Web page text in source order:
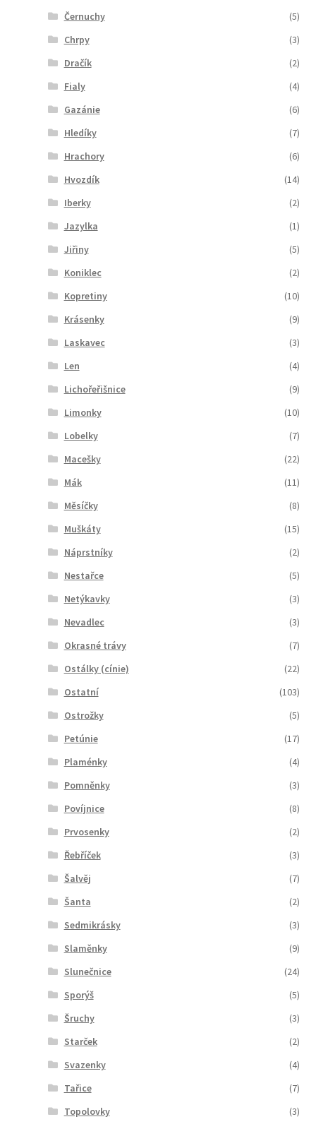
Černuchy
(5)
Chrpy
(3)
Dračík
(2)
Fialy
(4)
Gazánie
(6)
Hledíky
(7)
Hrachory
(6)
Hvozdík
(14)
Iberky
(2)
Jazylka
(1)
Jiřiny
(5)
Koniklec
(2)
Kopretiny
(10)
Krásenky
(9)
Laskavec
(3)
Len
(4)
Lichořeřišnice
(9)
Limonky
(10)
Lobelky
(7)
Macešky
(22)
Mák
(11)
Měsíčky
(8)
Muškáty
(15)
Náprstníky
(2)
Nestařce
(5)
Netýkavky
(3)
Nevadlec
(3)
Okrasné trávy
(7)
Ostálky (cínie)
(22)
Ostatní
(103)
Ostrožky
(5)
Petúnie
(17)
Plaménky
(4)
Pomněnky
(3)
Povíjnice
(8)
Prvosenky
(2)
Řebříček
(3)
Šalvěj
(7)
Šanta
(2)
Sedmikrásky
(3)
Slaměnky
(9)
Slunečnice
(24)
Sporýš
(5)
Šruchy
(3)
Starček
(2)
Svazenky
(4)
Tařice
(7)
Topolovky
(3)